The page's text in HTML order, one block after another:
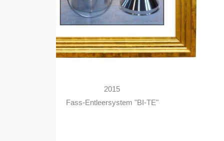
2015
Fass-Entleersystem "BI-TE"